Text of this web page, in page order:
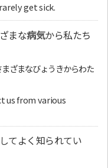
get sick.
まな病気から私たち
ざまなびょうきからわた
us from various
てよく知られてい